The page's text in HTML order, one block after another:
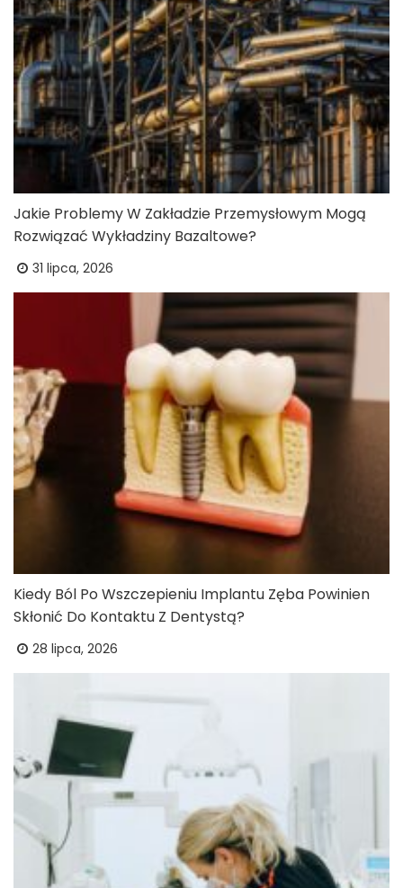
Jakie Problemy W Zakładzie Przemysłowym Mogą
Rozwiązać Wykładziny Bazaltowe?
31 lipca, 2026
Kiedy Ból Po Wszczepieniu Implantu Zęba Powinien
Skłonić Do Kontaktu Z Dentystą?
28 lipca, 2026